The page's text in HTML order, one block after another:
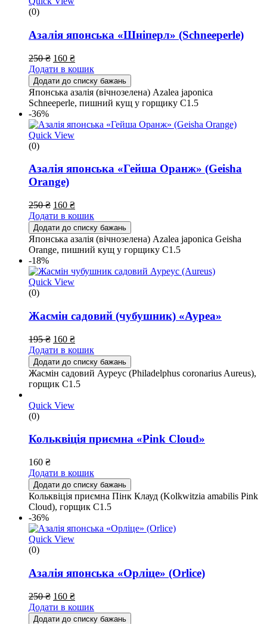
(0)
Азалія японська «Шніперл» (Schneeperle)
250₴ 160 ₴
Додати в кошик
Додати до списку бажань
Японська азалія (вічнозелена) Azalea japonica
Schneeperle, пишний кущ у горщику С1.5
-36%
Quick View
(0)
Азалія японська «Гейша Оранж» (Geisha
Orange)
250₴ 160 ₴
Додати в кошик
Додати до списку бажань
Японська азалія (вічнозелена) Azalea japonica Geisha
Orange, пишний кущ у горщику С1.5
-18%
Quick View
(0)
Жасмін садовий (чубушник) «Ауреа»
195₴ 160 ₴
Додати в кошик
Додати до списку бажань
Жасмін садовий Ауреус (Philadelphus coronarius Aureus),
горщик С1.5
Quick View
(0)
Кольквіція приємна «Pink Cloud»
160 ₴
Додати в кошик
Додати до списку бажань
Кольквіція приємна Пінк Клауд (Kolkwitzia amabilis Pink
Cloud), горщик С1.5
-36%
Quick View
(0)
Азалія японська «Орліце» (Orlice)
250₴ 160 ₴
Додати в кошик
Додати до списку бажань